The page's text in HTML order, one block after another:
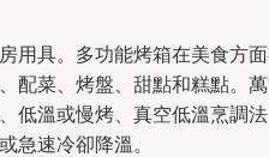
用具。多功能烤箱在美食方
配菜、烤盤、甜點和糕點。
低溫或慢烤、真空低溫烹調
急速冷卻降溫。